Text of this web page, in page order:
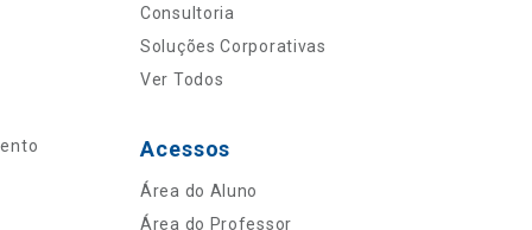
Consultoria
Soluções Corporativas
Ver Todos
Acessos
Área do Aluno
Área do Professor